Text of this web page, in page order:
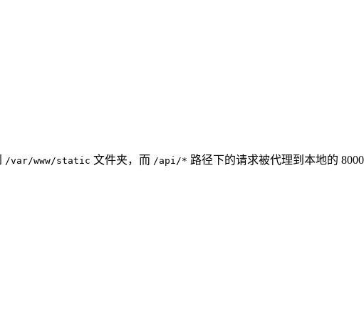
/var/www/static 文件夹，而 /api/* 路径下的请求被代理到本地的